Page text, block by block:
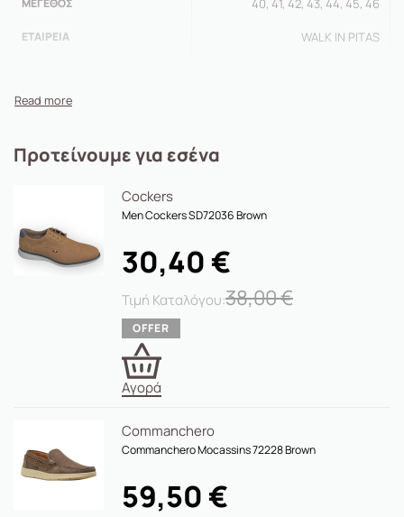
ΕΤΑΙΡΕΊΑ WALK IN PITAS
Προτείνουμε για εσένα
Cockers
Men Cockers SD72036 Brown
38,00€
30,40 €
Αγορά
Commanchero
Commanchero Μocassins 72228 Brown
59,50 €